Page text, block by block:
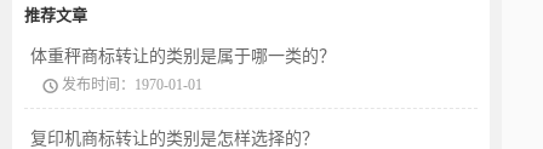
推荐文章
体重秤商标转让的类别是属于哪一类的？
发布时间：1970-01-01
复印机商标转让的类别是怎样选择的？